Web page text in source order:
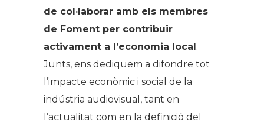
de col·laborar amb els membres
de Foment per contribuir
activament a l’economia local.
Junts, ens dediquem a difondre tot
l’impacte econòmic i social de la
indústria audiovisual, tant en
l’actualitat com en la definició del